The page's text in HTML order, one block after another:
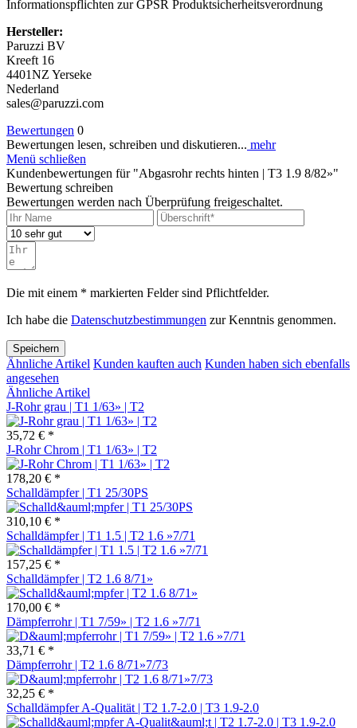
Informationspflichten zur GPSR Produktsicherheitsverordnung
Hersteller:
Paruzzi BV
Kreeft 16
4401NZ Yerseke
Nederland
sales@paruzzi.com
Bewertungen 0
Bewertungen lesen, schreiben und diskutieren... mehr
Menü schließen
Kundenbewertungen für "Abgasrohr rechts hinten | T3 1.9 8/82»"
Bewertung schreiben
Bewertungen werden nach Überprüfung freigeschaltet.
Die mit einem * markierten Felder sind Pflichtfelder.
Ich habe die Datenschutzbestimmungen zur Kenntnis genommen.
Speichern
Ähnliche Artikel Kunden kauften auch Kunden haben sich ebenfalls
angesehen
Ähnliche Artikel
J-Rohr grau | T1 1/63» | T2
35,72 € *
J-Rohr Chrom | T1 1/63» | T2
178,20 € *
Schalldämpfer | T1 25/30PS
310,10 € *
Schalldämpfer | T1 1.5 | T2 1.6 »7/71
157,25 € *
Schalldämpfer | T2 1.6 8/71»
170,00 € *
Dämpferrohr | T1 7/59» | T2 1.6 »7/71
33,71 € *
Dämpferrohr | T2 1.6 8/71»7/73
32,25 € *
Schalldämpfer A-Qualität | T2 1.7-2.0 | T3 1.9-2.0